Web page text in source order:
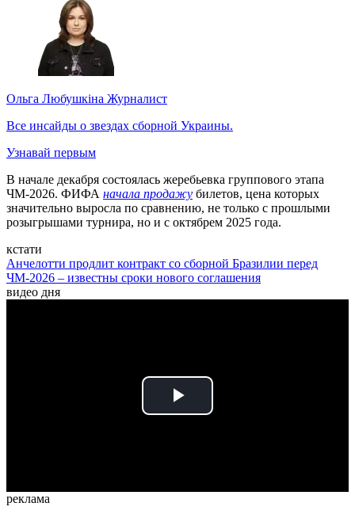
Ольга Любушкіна Журналист
Все инсайды о звездах сборной Украины.
Узнавай первым
В начале декабря состоялась жеребьевка группового этапа
ЧМ-2026. ФИФА начала продажу билетов, цена которых
значительно выросла по сравнению, не только с прошлыми
розыгрышами турнира, но и с октябрем 2025 года.
кстати
Анчелотти продлит контракт со сборной Бразилии перед
ЧМ-2026 – известны сроки нового соглашения
видео дня
Play
реклама